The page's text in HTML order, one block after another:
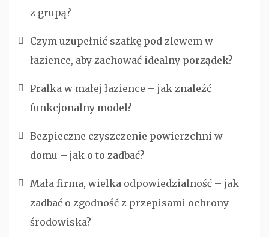
z grupą?
Czym uzupełnić szafkę pod zlewem w
łazience, aby zachować idealny porządek?
Pralka w małej łazience – jak znaleźć
funkcjonalny model?
Bezpieczne czyszczenie powierzchni w
domu – jak o to zadbać?
Mała firma, wielka odpowiedzialność – jak
zadbać o zgodność z przepisami ochrony
środowiska?